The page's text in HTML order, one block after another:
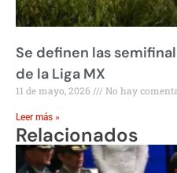
Se definen las
de la Liga MX
11 de mayo, 2026 No hay
Leer más »
Relacionados